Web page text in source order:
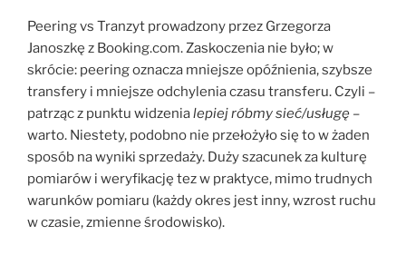
Peering vs Tranzyt prowadzony przez Grzegorza
Janoszkę z Booking.com. Zaskoczenia nie było; w
skrócie: peering oznacza mniejsze opóźnienia, szybsze
transfery i mniejsze odchylenia czasu transferu. Czyli –
patrząc z punktu widzenialepiej róbmy sieć/usługę –
warto. Niestety, podobno nie przełożyło się to w żaden
sposób na wyniki sprzedaży. Duży szacunek za kulturę
pomiarów i weryfikację tez w praktyce, mimo trudnych
warunków pomiaru (każdy okres jest inny, wzrost ruchu
w czasie, zmienne środowisko).